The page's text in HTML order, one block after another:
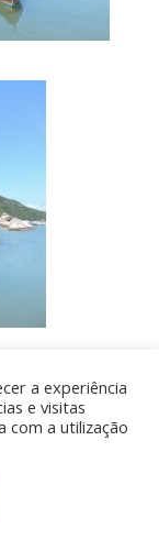
a experiência
e visitas
com a utilização